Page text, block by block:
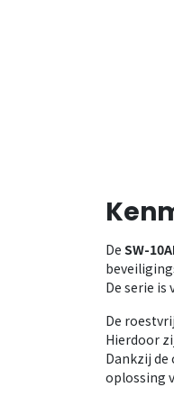
De SW-
De serie
De
Hierdoor
Dankzij
oplossing